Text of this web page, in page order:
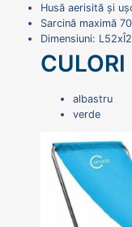
Husă aerisită și
Sarcină maximă
Dimensiuni:
albastru
verde